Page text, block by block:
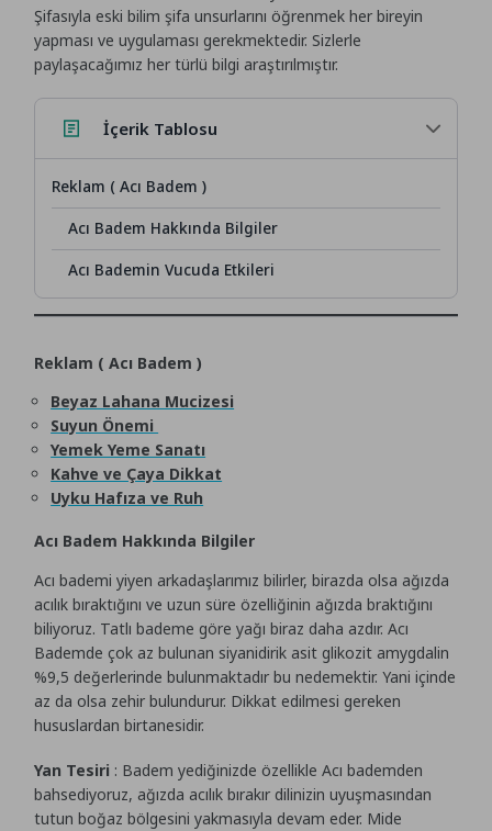
Şifasıyla eski bilim şifa unsurlarını öğrenmek her bireyin
yapması ve uygulaması gerekmektedir. Sizlerle
paylaşacağımız her türlü bilgi araştırılmıştır.
İçerik Tablosu
Reklam ( Acı Badem )
Acı Badem Hakkında Bilgiler
Acı Bademin Vucuda Etkileri
Reklam ( Acı Badem )
Beyaz Lahana Mucizesi
Suyun Önemi
Yemek Yeme Sanatı
Kahve ve Çaya Dikkat
Uyku Hafıza ve Ruh
Acı Badem Hakkında Bilgiler
Acı bademi yiyen arkadaşlarımız bilirler, birazda olsa ağızda
acılık bıraktığını ve uzun süre özelliğinin ağızda braktığını
biliyoruz. Tatlı bademe göre yağı biraz daha azdır. Acı
Bademde çok az bulunan siyanidirik asit glikozit amygdalin
%9,5 değerlerinde bulunmaktadır bu nedemektir. Yani içinde
az da olsa zehir bulundurur. Dikkat edilmesi gereken
hususlardan birtanesidir.
Yan Tesiri : Badem yediğinizde özellikle Acı bademden
bahsediyoruz, ağızda acılık bırakır dilinizin uyuşmasından
tutun boğaz bölgesini yakmasıyla devam eder. Mide